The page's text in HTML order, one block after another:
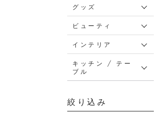
グッズ
ビューティ
インテリア
キッチン / テー
ブル
絞り込み